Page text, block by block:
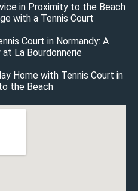
in Proximity to the Beach
with a Tennis Court
Court in Normandy: A
La Bourdonnerie
Home with Tennis Court in
the Beach